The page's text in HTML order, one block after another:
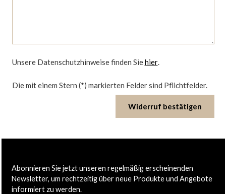
Unsere Datenschutzhinweise finden Siehier.
Die mit einem Stern (*) markierten Felder sind Pflichtfelder.
Widerruf bestätigen
Abonnieren Sie jetzt unseren regelmäßig erscheinenden
Newsletter, um rechtzeitig über neue Produkte und Angebote
informiert zu werden.